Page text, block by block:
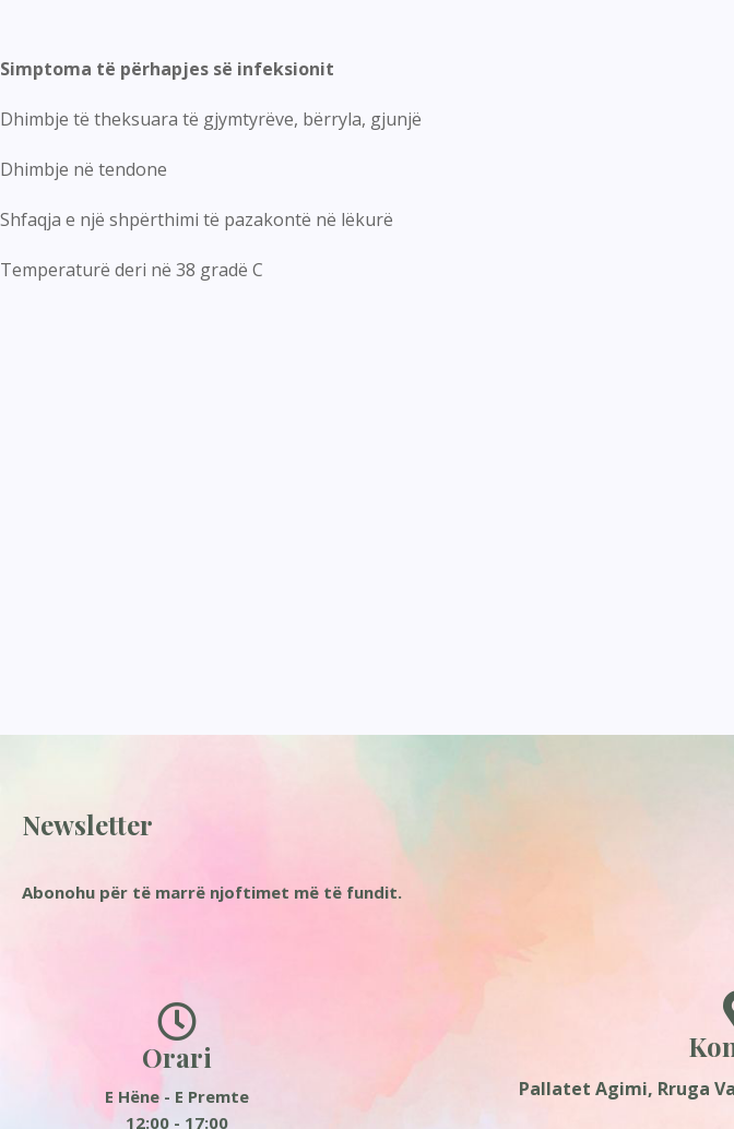
Simptoma të përhapjes së infeksionit
Dhimbje të theksuara të gjymtyrëve, bërryla, gjunjë
Dhimbje në tendone
Shfaqja e një shpërthimi të pazakontë në lëkurë
Temperaturë deri në 38 gradë C
Newsletter
Abonohu për të marrë njoftimet më të fundit.
Orari
E Hëne - E Premte
12:00 - 17:00
Pallatet Agimi, Rruga